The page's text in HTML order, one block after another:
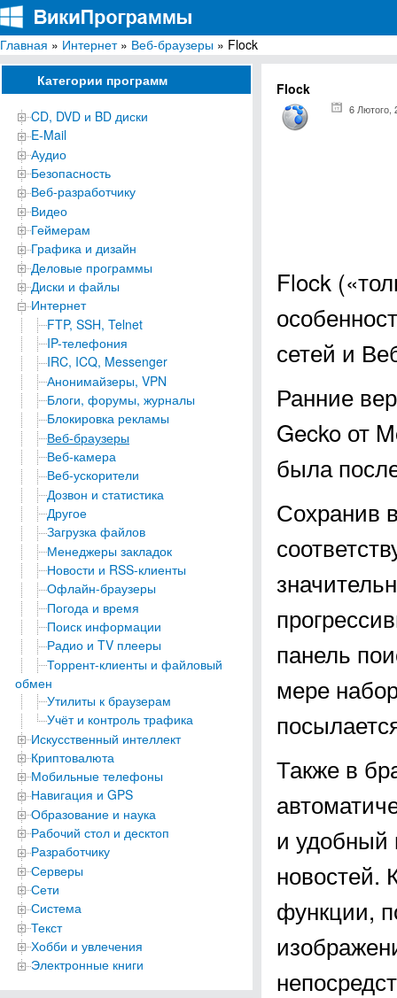
ВикиПрограммы
Энциклопедия бесплатных компьютерных программ для Windows
Главная » Интернет» Веб-браузеры » Flock
Категории программ
CD, DVD и BD диски
E-Mail
Аудио
Безопасность
Веб-разработчику
Видео
Геймерам
Графика и дизайн
Деловые программы
Диски и файлы
Интернет
FTP, SSH, Telnet
IP-телефония
IRC, ICQ, Messenger
Анонимайзеры, VPN
Блоги, форумы, журналы
Блокировка рекламы
Веб-браузеры
Веб-камера
Веб-ускорители
Дозвон и статистика
Другое
Загрузка файлов
Менеджеры закладок
Новости и RSS-клиенты
Офлайн-браузеры
Погода и время
Поиск информации
Радио и TV плееры
Торрент-клиенты и файловый
обмен
Утилиты к браузерам
Учёт и контроль трафика
Искусственный интеллект
Криптовалюта
Мобильные телефоны
Навигация и GPS
Образование и наука
Рабочий стол и десктоп
Разработчику
Серверы
Сети
Система
Текст
Хобби и увлечения
Электронные книги
Flock
6 Лютого,
Flock
сетей и
Ранние
Gecko от
была
Сохранив
панель
мере
Также в
и удобный
новостей.
функции,